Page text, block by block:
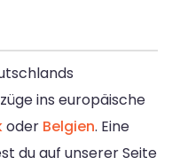
ins europäische
oder Belgien. Eine
du auf unserer Seite